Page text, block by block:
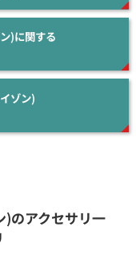
)に関する
ゾン)
)のアクセサリ一